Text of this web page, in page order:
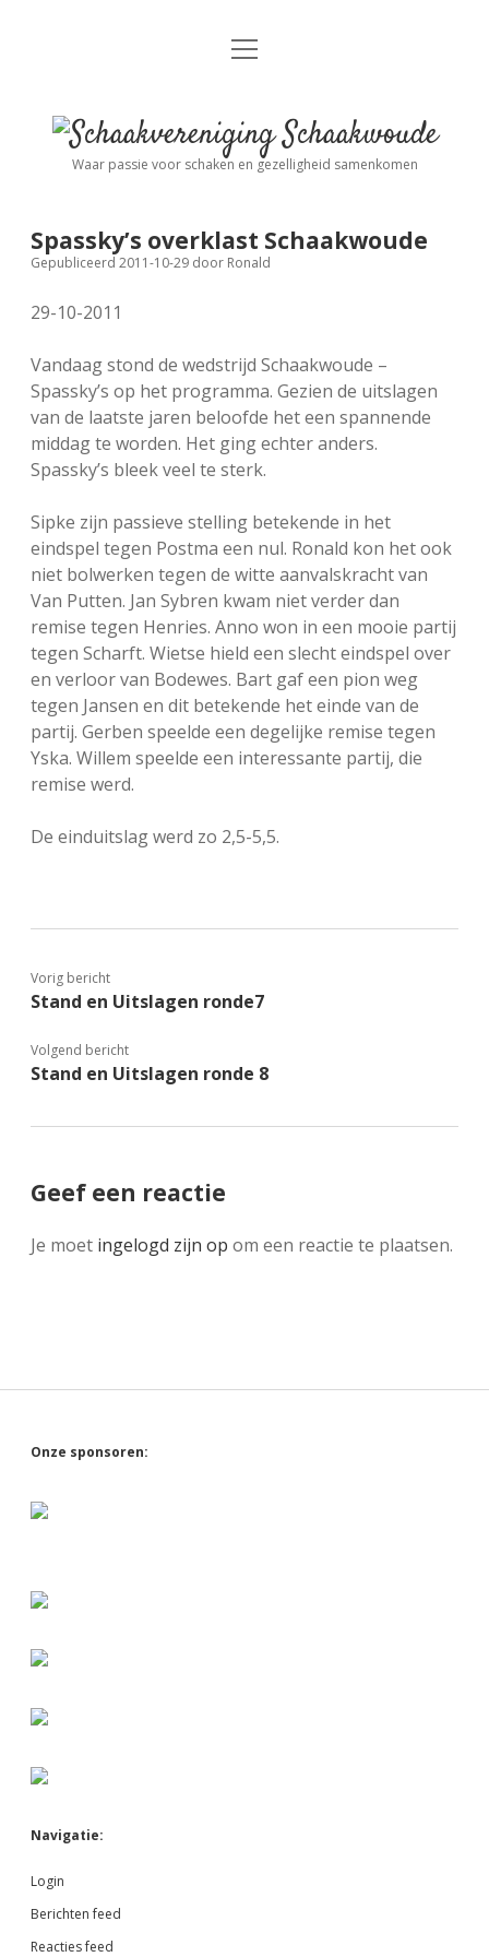
Nieuws
Algemene Informatie
dropdown
menu
Competitiereglement
Externe Competitie open
KNSB: Schaakwoude II
FSB: Schaakwoude I
FSB: Schaakwoude II
FSB: Schaakwoude III
Eregalerij
Agenda
Koppelingen
Sponsoren
facebook
instagram
open
Schaakvereniging
Schaakwoude
Waar passie voor schaken en gezelligheid samenkomen
Spassky’s overklast Schaakwoude
Gepubliceerd 2011-10-29 door Ronald
29-10-2011
Vandaag stond de wedstrijd Schaakwoude –
Spassky’s op het programma. Gezien de uitslagen
van de laatste jaren beloofde het een spannende
middag te worden. Het ging echter anders.
Spassky’s bleek veel te sterk.
Sipke zijn passieve stelling betekende in het
eindspel tegen Postma een nul. Ronald kon het ook
niet bolwerken tegen de witte aanvalskracht van
Van Putten. Jan Sybren kwam niet verder dan
remise tegen Henries. Anno won in een mooie partij
tegen Scharft. Wietse hield een slecht eindspel over
en verloor van Bodewes. Bart gaf een pion weg
tegen Jansen en dit betekende het einde van de
partij. Gerben speelde een degelijke remise tegen
Yska. Willem speelde een interessante partij, die
remise werd.
De einduitslag werd zo 2,5-5,5.
Vorig bericht
Stand en Uitslagen ronde7
Volgend bericht
Stand en Uitslagen ronde 8
Geef een reactie
Je moet ingelogd zijn op om een reactie te plaatsen.
Sidebar
Onze sponsoren:
Navigatie:
Login
Berichten feed
Reacties feed